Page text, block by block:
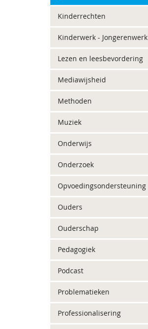
Kinderrechten
Kinderwerk - Jongerenwerk
Lezen en leesbevordering
Mediawijsheid
Methoden
Muziek
Onderwijs
Onderzoek
Opvoedingsondersteuning
Ouders
Ouderschap
Pedagogiek
Podcast
Problematieken
Professionalisering